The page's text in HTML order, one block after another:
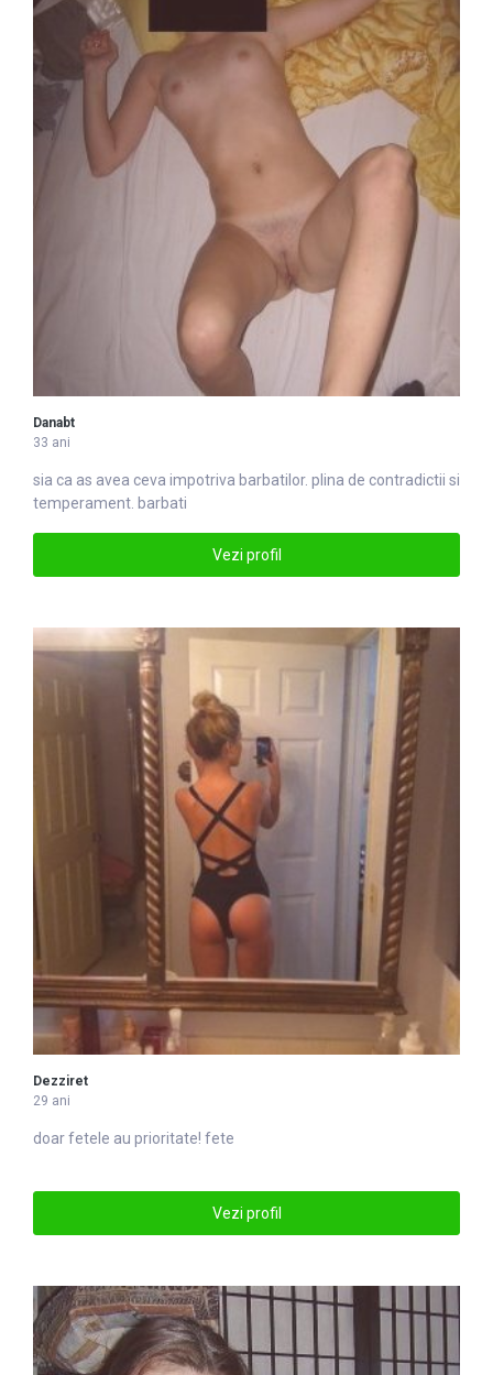
Danabt
33 ani
sia ca as avea ceva impotriva barbati lor. plina de contradictii si
temperament. barbati
Vezi profil
Dezziret
29 ani
doarfete le au prioritate! fete
Vezi profil